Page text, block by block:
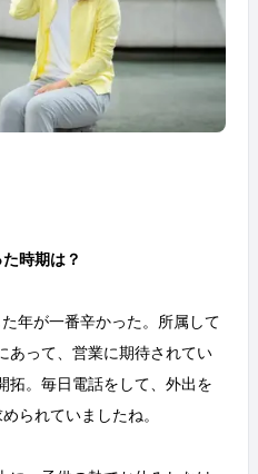
時期は？
年が一番辛かった。所属して
あって、営業に期待されてい
拓。毎日電話をして、外出を
られていましたね。